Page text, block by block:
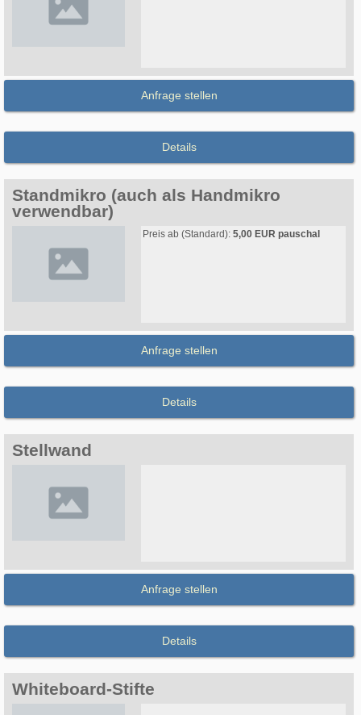
Anfrage stellen
Details
Standmikro (auch als Handmikro
verwendbar)
Preis ab (Standard): 5,00 EUR pauschal
Anfrage stellen
Details
Stellwand
Anfrage stellen
Details
Whiteboard-Stifte